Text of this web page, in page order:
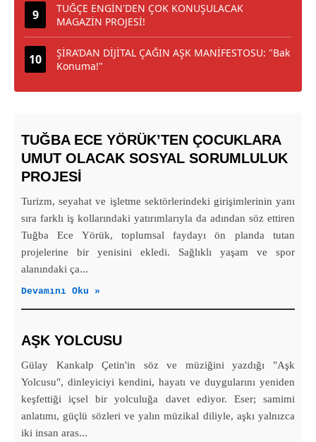
TUĞÇE ENGİN'DEN ÇOK KONUŞULACAK
MAGAZİN PROJESİ!
ŞİRA’DAN DİJİTAL ÇAĞIN AŞK MANİFESTOSU: "Bak
Konuma!"
TUĞBA ECE YÖRÜK’TEN ÇOCUKLARA
UMUT OLACAK SOSYAL SORUMLULUK
PROJESİ
Turizm, seyahat ve işletme sektörlerindeki girişimlerinin yanı
sıra farklı iş kollarındaki yatırımlarıyla da adından söz ettiren
Tuğba Ece Yörük, toplumsal faydayı ön planda tutan
projelerine bir yenisini ekledi. Sağlıklı yaşam ve spor
alanındaki ça...
Devamını Oku »
AŞK YOLCUSU
Gülay Kankalp Çetin'in söz ve müziğini yazdığı "Aşk
Yolcusu", dinleyiciyi kendini, hayatı ve duygularını yeniden
keşfettiği içsel bir yolculuğa davet ediyor. Eser; samimi
anlatımı, güçlü sözleri ve yalın müzikal diliyle, aşkı yalnızca
iki insan aras...